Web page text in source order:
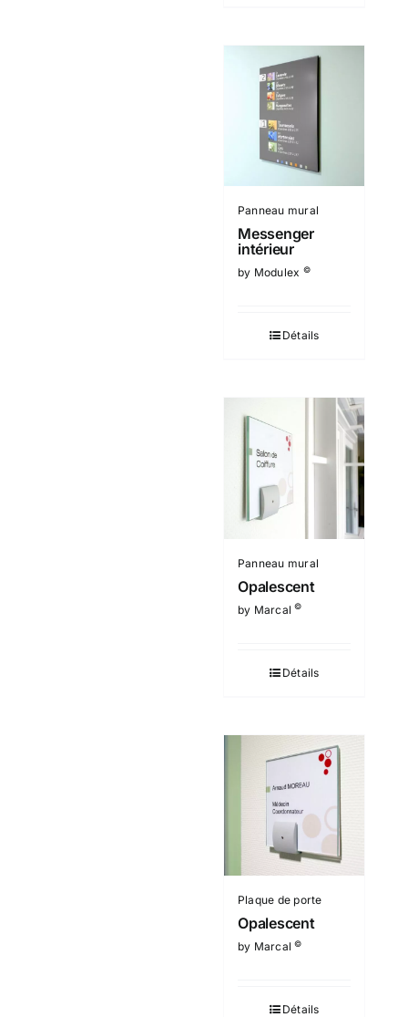
Panneau mural
Messenger
intérieur
by Modulex ©
Détails
Panneau mural
Opalescent
by Marcal©
Détails
Plaque de porte
Opalescent
by Marcal©
Détails